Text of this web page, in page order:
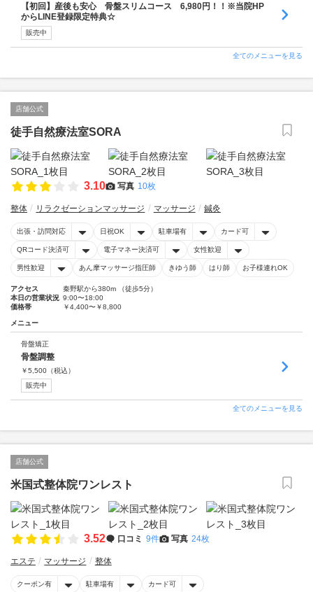
【初回】産後も安心 骨盤スリムコース 6,980円！！※当院HP
からLINE登録限定特典☆
販売中
全てのメニューを見る
店舗公式
徒手自然療法室SORA
3.10 写真 10枚
整体 リラクゼーションマッサージ マッサージ 鍼灸
出張・訪問対応 日祝OK 駐車場有 カード可
QRコード決済可 電子マネー決済可 女性歓迎
男性歓迎 あん摩マッサージ指圧師 きゆう師 はり師 お子様連れOK
アクセス
秦野駅から380m （徒歩5分）
本日の営業状況 9:00〜18:00
価格帯
￥4,400〜￥8,800
メニュー
骨盤矯正
骨盤調整
￥5,500 （税込）
販売中
全てのメニューを見る
店舗公式
米国式整体院ワンレスト
3.52 口コミ 9件 写真 24枚
エステ マッサージ 整体
クーポン有 駐車場有 カード可